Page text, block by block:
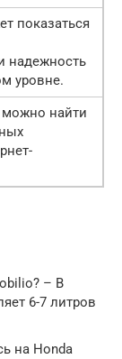
показаться
надежность
уровне.
можно найти
– В
6-7 литров
на Honda